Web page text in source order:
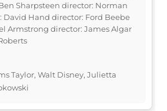
Sharpsteen director: Norman
David Hand director: Ford Beebe
Armstrong director: James Algar
Taylor, Walt Disney, Julietta